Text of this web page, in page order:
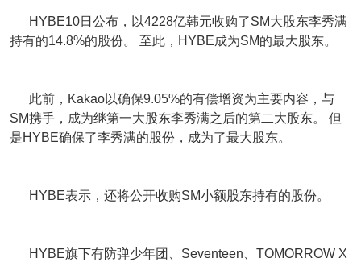
HYBE10日公布，以4228亿韩元收购了SM大股东李秀满
持有的14.8%的股份。 至此， HYBE成为SM的最大股东。
此前，Kakao以确保9.05%的有偿增资为主要内容，与
SM携手，成为继第一大股东李秀满之后的第二大股东。 但
是HYBE确保了李秀满的股份，成为了最大股东。
HYBE表示，还将公开收购SM小额股东持有的股份。
HYBE旗下有防弹少年团、Seventeen、TOMORROW X